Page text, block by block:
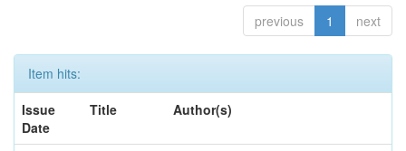
previous 1 next
Item hits:
Issue
Date
Title Author(s)